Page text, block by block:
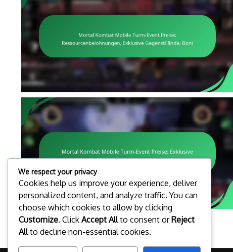
1 ... 3 4 5
We respect your privacy
Cookies help us improve your experience, deliver
personalized content, and analyze traffic. You can
choose which cookies to allow by clicking
Customize. Click Accept Allto consent orReject
Allto decline non-essential cookies.